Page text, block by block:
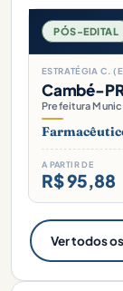
PÓS-EDITAL
ESTRATÉGIA C.
Cambé-
Prefeitura
A PARTIR DE
R$ 95,88
Ver todos